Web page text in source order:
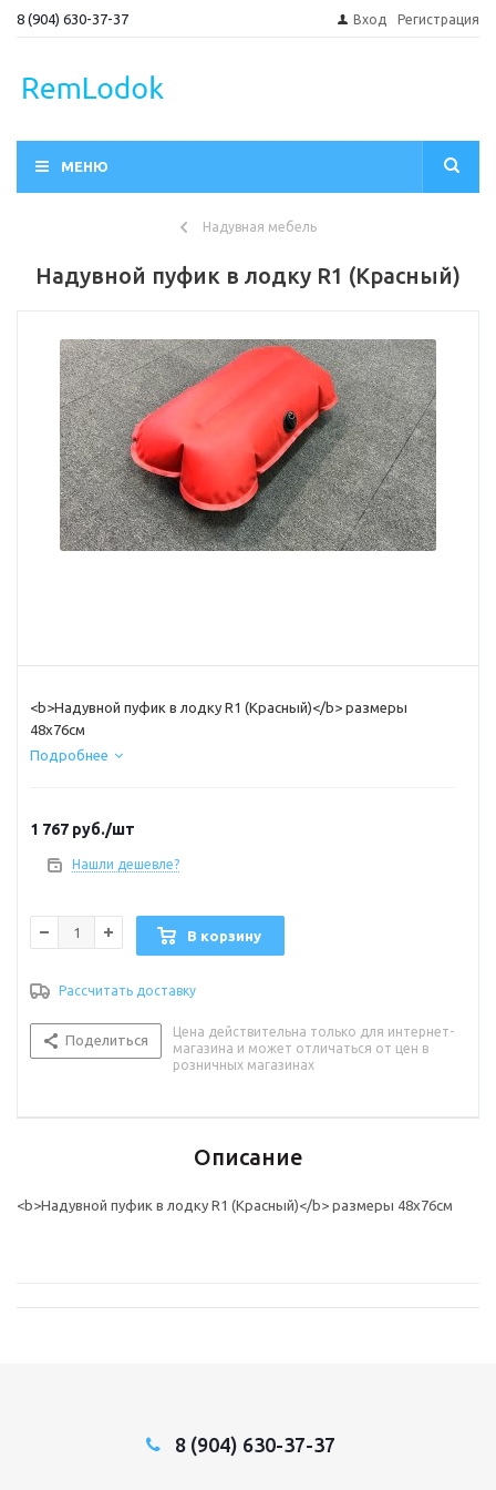
8 (904) 630-37-37 Вход Регистрация
МЕНЮ
Надувная мебель
Надувной пуфик в лодку R1 (Красный)
<b>Надувной пуфик в лодку R1 (Красный)</b> размеры
48х76см
Подробнее
1 767 руб./шт
Нашли дешевле?
В корзину
Рассчитать доставку
Поделиться
Цена действительна только для интернет-
магазина и может отличаться от цен в
розничных магазинах
Описание
<b>Надувной пуфик в лодку R1 (Красный)</b> размеры 48х76см
8 (904) 630-37-37